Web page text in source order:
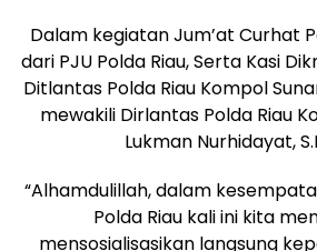
Dalam kegiatan Jum’at Curhat
dari PJU Polda Riau, Serta Kasi
Ditlantas Polda Riau Kompol
mewakili Dirlantas Polda Riau
Lukman Nurhidayat,
“Alhamdulillah, dalam
Polda Riau kali ini kita
mensosialisasikan langsung